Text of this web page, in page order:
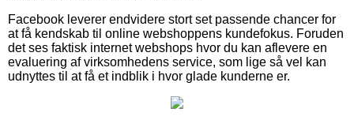
Facebook leverer endvidere stort set passende chancer for
at få kendskab til online webshoppens kundefokus. Foruden
det ses faktisk internet webshops hvor du kan aflevere en
evaluering af virksomhedens service, som lige så vel kan
udnyttes til at få et indblik i hvor glade kunderne er.